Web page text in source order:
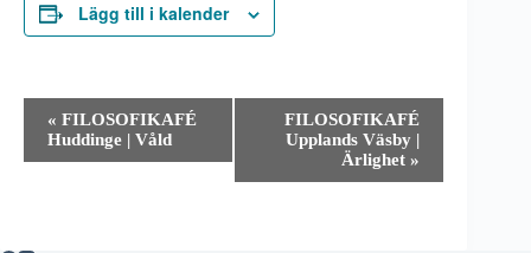
Lägg till i kalender
« FILOSOFIKAFÉ
Huddinge | Våld
FILOSOFIKAFÉ
Upplands Väsby |
Ärlighet»